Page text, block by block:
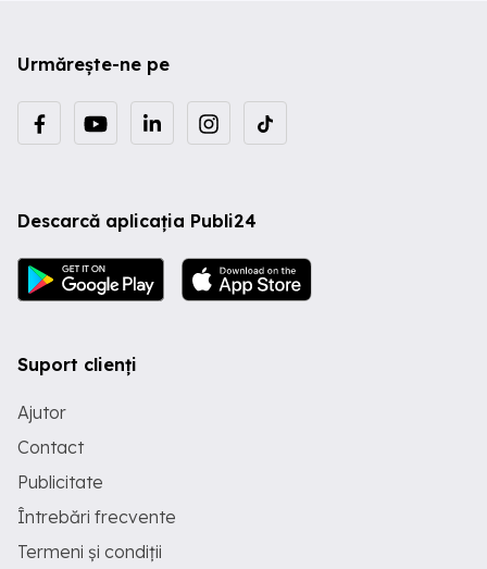
Urmărește-ne pe
Descarcă aplicația Publi24
Suport clienți
Ajutor
Contact
Publicitate
Întrebări frecvente
Termeni și condiții